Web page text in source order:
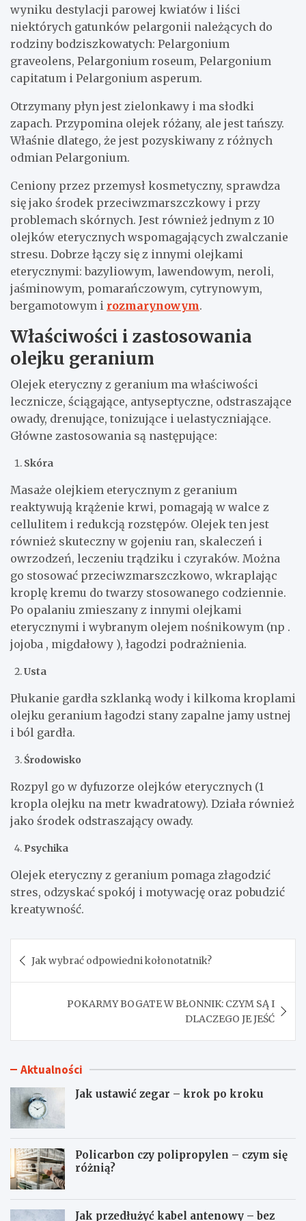
wyniku destylacji parowej kwiatów i liści
niektórych gatunków pelargonii należących do
rodziny bodziszkowatych: Pelargonium
graveolens, Pelargonium roseum, Pelargonium
capitatum i Pelargonium asperum.
Otrzymany płyn jest zielonkawy i ma słodki
zapach. Przypomina olejek różany, ale jest tańszy.
Właśnie dlatego, że jest pozyskiwany z różnych
odmian Pelargonium.
Ceniony przez przemysł kosmetyczny, sprawdza
się jako środek przeciwzmarszczkowy i przy
problemach skórnych. Jest również jednym z 10
olejków eterycznych wspomagających zwalczanie
stresu. Dobrze łączy się z innymi olejkami
eterycznymi: bazyliowym, lawendowym, neroli,
jaśminowym, pomarańczowym, cytrynowym,
bergamotowym i rozmarynowym.
Właściwości i zastosowania
olejku geranium
Olejek eteryczny z geranium ma właściwości
lecznicze, ściągające, antyseptyczne, odstraszające
owady, drenujące, tonizujące i uelastyczniające.
Główne zastosowania są następujące:
Skóra
Masaże olejkiem eterycznym z geranium
reaktywują krążenie krwi, pomagają w walce z
cellulitem i redukcją rozstępów. Olejek ten jest
również skuteczny w gojeniu ran, skaleczeń i
owrzodzeń, leczeniu trądziku i czyraków. Można
go stosować przeciwzmarszczkowo, wkraplając
kroplę kremu do twarzy stosowanego codziennie.
Po opalaniu zmieszany z innymi olejkami
eterycznymi i wybranym olejem nośnikowym (np .
jojoba , migdałowy ), łagodzi podrażnienia.
Usta
Płukanie gardła szklanką wody i kilkoma kroplami
olejku geranium łagodzi stany zapalne jamy ustnej
i ból gardła.
Środowisko
Rozpyl go w dyfuzorze olejków eterycznych (1
kropla olejku na metr kwadratowy). Działa również
jako środek odstraszający owady.
Psychika
Olejek eteryczny z geranium pomaga złagodzić
stres, odzyskać spokój i motywację oraz pobudzić
kreatywność.
wpisu
Jak wybrać odpowiedni kołonotatnik?
POKARMY BOGATE W BŁONNIK: CZYM SĄ I
DLACZEGO JE JEŚĆ
Aktualności
Jak ustawić zegar – krok po kroku
Policarbon czy polipropylen – czym się
różnią?
Jak przedłużyć kabel antenowy – bez